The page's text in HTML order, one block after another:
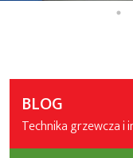
BLOG
Technika grzewcza i